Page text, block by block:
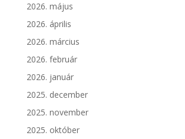
2026. május
2026. április
2026. március
2026. február
2026. január
2025. december
2025. november
2025. október